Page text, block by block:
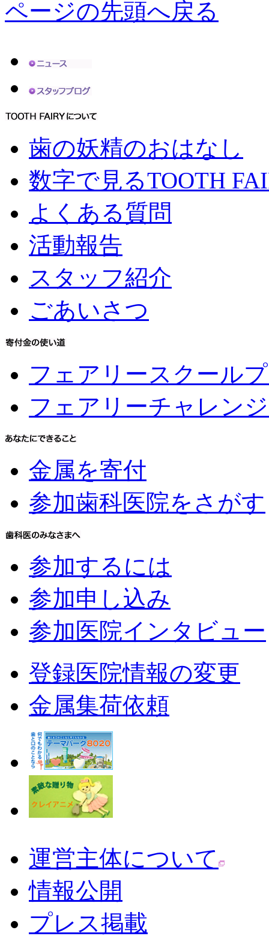
ページの先頭へ戻る
歯の妖精のおはなし
数字で見るTOOTH
よくある質問
活動報告
スタッフ紹介
ごあいさつ
フェアリースクール
フェアリーチャレン
金属を寄付
参加歯科医院をさがす
参加するには
参加申し込み
参加医院インタビュー
登録医院情報の変更
金属集荷依頼
運営主体について
情報公開
プレス掲載